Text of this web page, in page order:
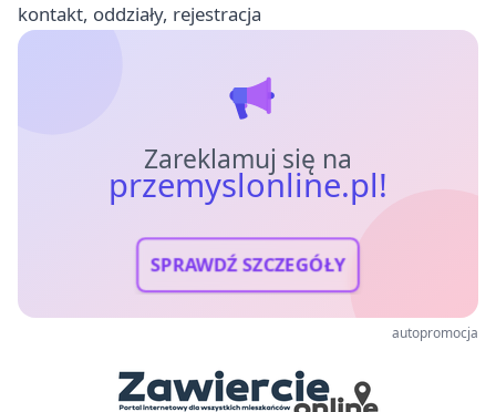
kontakt, oddziały, rejestracja
Zareklamuj się na
przemyslonline.pl!
SPRAWDŹ SZCZEGÓŁY
autopromocja